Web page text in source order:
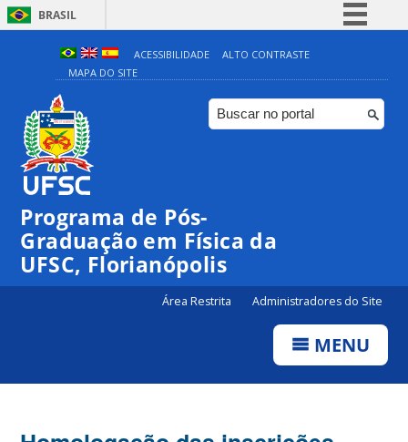
BRASIL
Simplifique!
Comunica BR
Participe
ACESSIBILIDADE
ALTO CONTRASTE
MAPA DO SITE
Programa de Pós-
Graduação em Física da
UFSC, Florianópolis
Área Restrita Administradores do Site
MENU